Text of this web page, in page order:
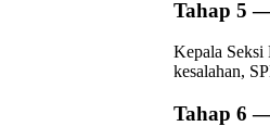
Tahap 5
Kepala Seksi
kesalahan,
Tahap 6